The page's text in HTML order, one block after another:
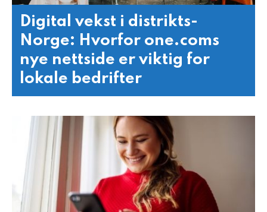
Digital vekst i distrikts-
Norge: Hvorfor one.coms
nye nettside er viktig for
lokale bedrifter